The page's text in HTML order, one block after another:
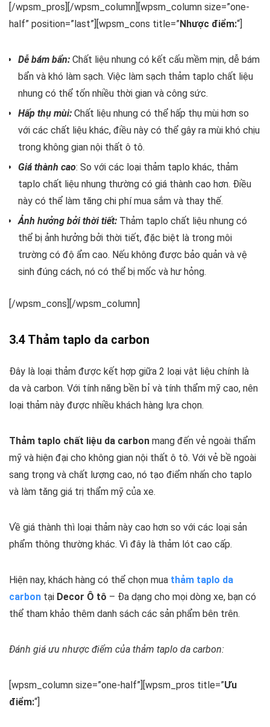
[/wpsm_pros][/wpsm_column][wpsm_column size=”one-
half” position=”last”][wpsm_cons title=”Nhược điểm:“]
Dễ bám bẩn: Chất liệu nhung có kết cấu mềm mịn, dễ bám
bẩn và khó làm sạch. Việc làm sạch thảm taplo chất liệu
nhung có thể tốn nhiều thời gian và công sức.
Hấp thụ mùi: Chất liệu nhung có thể hấp thụ mùi hơn so
với các chất liệu khác, điều này có thể gây ra mùi khó chịu
trong không gian nội thất ô tô.
Giá thành cao: So với các loại thảm taplo khác, thảm
taplo chất liệu nhung thường có giá thành cao hơn. Điều
này có thể làm tăng chi phí mua sắm và thay thế.
Ảnh hưởng bởi thời tiết: Thảm taplo chất liệu nhung có
thể bị ảnh hưởng bởi thời tiết, đặc biệt là trong môi
trường có độ ẩm cao. Nếu không được bảo quản và vệ
sinh đúng cách, nó có thể bị mốc và hư hỏng.
[/wpsm_cons][/wpsm_column]
3.4 Thảm taplo da carbon
Đây là loại thảm được kết hợp giữa 2 loại vật liệu chính là
da và carbon. Với tính năng bền bỉ và tính thẩm mỹ cao, nên
loại thảm này được nhiều khách hàng lựa chọn.
Thảm taplo chất liệu da carbon mang đến vẻ ngoài thẩm
mỹ và hiện đại cho không gian nội thất ô tô. Với vẻ bề ngoài
sang trọng và chất lượng cao, nó tạo điểm nhấn cho taplo
và làm tăng giá trị thẩm mỹ của xe.
Về giá thành thì loại thảm này cao hơn so với các loại sản
phẩm thông thường khác. Vì đây là thảm lót cao cấp.
Hiện nay, khách hàng có thể chọn mua thảm taplo da
carbon tại Decor Ô tô – Đa dạng cho mọi dòng xe, bạn có
thể tham khảo thêm danh sách các sản phẩm bên trên.
Đánh giá ưu nhược điểm của thảm taplo da carbon:
[wpsm_column size=”one-half”][wpsm_pros title=”Ưu
điểm:“]